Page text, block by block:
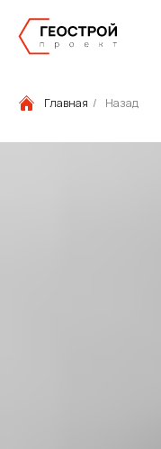
Главная / Назад